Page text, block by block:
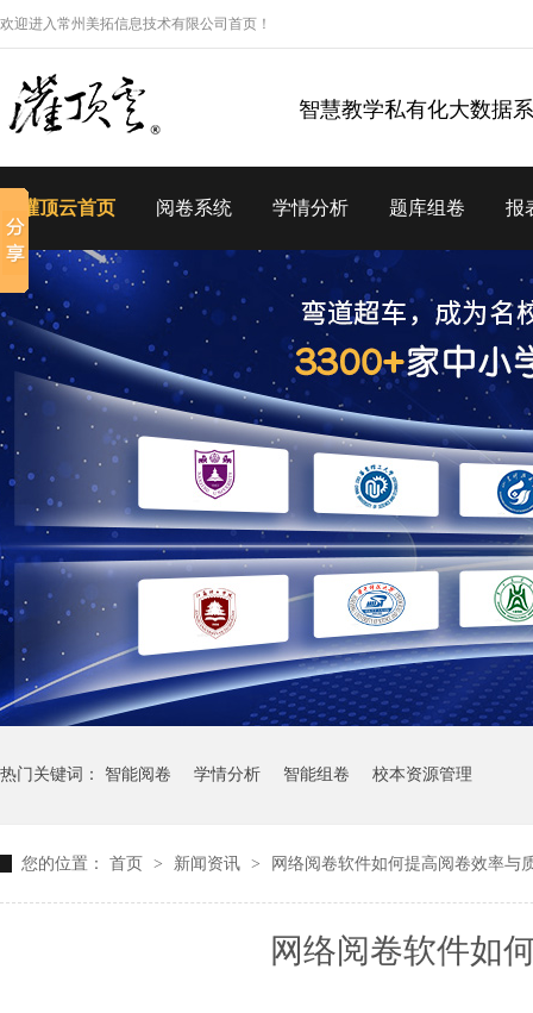
欢迎进入常州美拓信息技术有限公司首页！
智慧教学私有化大数据
灌顶云首页 阅卷系统 学情分析 题库组卷 报
热门关键词： 智能阅卷 学情分析 智能组卷 校本资源管理
您的位置： 首页 > 新闻资讯 > 网络阅卷软件如何提高阅卷效率与
网络阅卷软件如